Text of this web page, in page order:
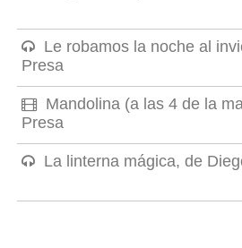
Le robamos la noche al
Presa
Mandolina (a las 4 de la
Presa
La linterna mágica, de